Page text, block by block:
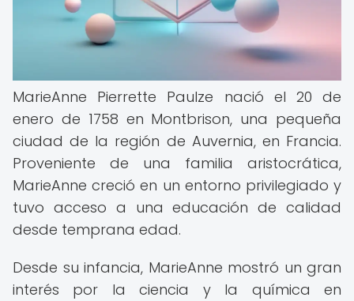
MarieAnne Pierrette Paulze nació el 20 de
enero de 1758 en Montbrison, una pequeña
ciudad de la región de Auvernia, en Francia.
Proveniente de una familia aristocrática,
MarieAnne creció en un entorno privilegiado y
tuvo acceso a una educación de calidad
desde temprana edad.
Desde su infancia, MarieAnne mostró un gran
interés por la ciencia y la química en